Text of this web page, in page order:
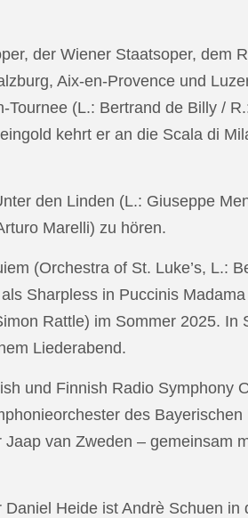
der Wiener Staatsoper, dem
Aix-en-Provence und
(L.: Bertrand de Billy /
kehrt er an die Scala di
den Linden (L.: Giuseppe
Marelli) zu hören.
(Orchestra of St. Luke’s, L.:
Sharpless in Puccinis
Rattle) im Sommer 2025. In
Liederabend.
und Finnish Radio Symphony
des
van Zweden – gemeinsam
Heide ist Andrè Schuen in